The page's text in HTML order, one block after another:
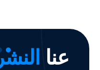
عنا